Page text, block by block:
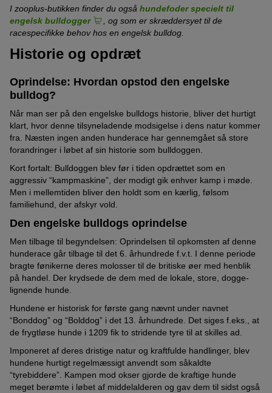
I zooplus-butikken finder du også hundefoder specielt til
engelsk bulldogger
, og som er skræddersyet til de
racespecifikke behov hos en engelsk bulldog.
Historie og opdræt
Oprindelse: Hvordan opstod den engelske
bulldog?
Når man ser på den engelske bulldogs historie, bliver det hurtigt
klart, hvor denne tilsyneladende modsigelse i dens natur kommer
fra. Næsten ingen anden hunderace har gennemgået så store
forandringer i løbet af sin historie som bulldoggen.
Kort fortalt: Bulldoggen blev før i tiden opdrættet som en
aggressiv “kampmaskine”, der modigt gik enhver kamp i møde.
Men i mellemtiden bliver den holdt som en kærlig, følsom
familiehund, der afskyr vold.
Den engelske bulldogs oprindelse
Men tilbage til begyndelsen: Oprindelsen til opkomsten af denne
hunderace går tilbage til det 6. århundrede f.v.t. I denne periode
bragte fønikerne deres molosser til de britiske øer med henblik
på handel. Der krydsede de dem med de lokale, store, dogge-
lignende hunde.
Hundene er historisk for første gang nævnt under navnet
“Bonddog” og “Bolddog” i det 13. århundrede. Det siges f.eks., at
de frygtløse hunde i 1209 fik to stridende tyre til at skilles ad.
Imponeret af deres dristige natur og kraftfulde handlinger, blev
hundene hurtigt regelmæssigt anvendt som såkaldte
“tyrebiddere”. Kampen mod okser gjorde de kraftige hunde
meget berømte i løbet af middelalderen og gav dem til sidst også